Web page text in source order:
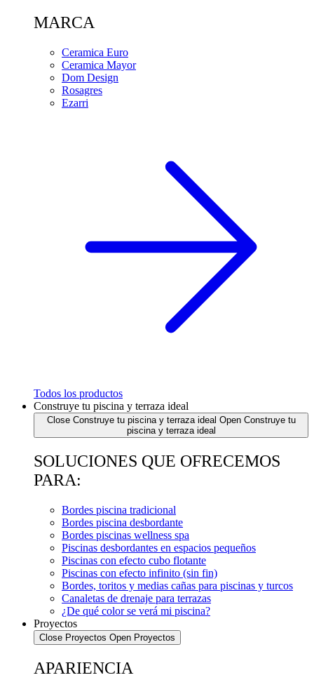
MARCA
Ceramica Euro
Ceramica Mayor
Dom Design
Rosagres
Ezarri
Todos los productos
Construye tu piscina y terraza ideal
Close Construye tu piscina y terraza ideal Open Construye tu
piscina y terraza ideal
SOLUCIONES QUE OFRECEMOS
PARA:
Bordes piscina tradicional
Bordes piscina desbordante
Bordes piscinas wellness spa
Piscinas desbordantes en espacios pequeños
Piscinas con efecto cubo flotante
Piscinas con efecto infinito (sin fin)
Bordes, toritos y medias cañas para piscinas y turcos
Canaletas de drenaje para terrazas
¿De qué color se verá mi piscina?
Proyectos
Close Proyectos Open Proyectos
APARIENCIA